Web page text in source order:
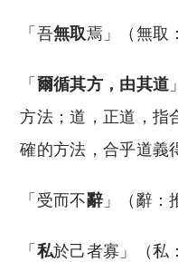
「吾無取焉」（無取
「 爾循其方，由其道
方法；道，正道，指
確的方法，合乎道義
「受而不辭」（辭：
「 私於己者寡」（私